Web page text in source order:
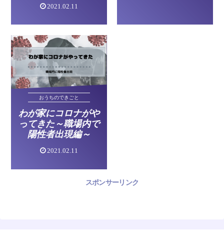
2021.02.11
おうちのできごと
わが家にコロナがや
ってきた～職場内で
陽性者出現編～
2021.02.11
スポンサーリンク